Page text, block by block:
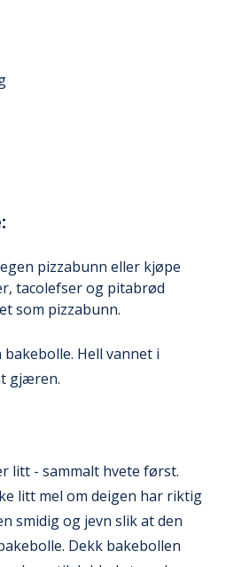
pizzabunn eller kjøpe
tacolefser og pitabrød
som pizzabunn.
Hell vannet i
gjæren.
litt - sammalt hvete først.
litt mel om deigen har riktig
smidig og jevn slik at den
Dekk bakebollen